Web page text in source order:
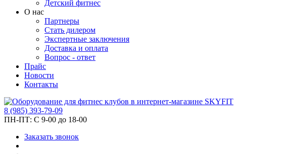
Детский фитнес
О нас
Партнеры
Стать дилером
Экспертные заключения
Доставка и оплата
Вопрос - ответ
Прайс
Новости
Контакты
8 (985) 393-79-09
ПН-ПТ: С 9-00 до 18-00
Заказать звонок